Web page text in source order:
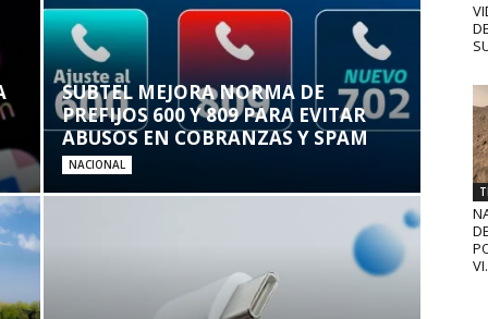
SUBTEL MEJORA NORMA DE
PREFIJOS 600 Y 809 PARA EVITAR
ABUSOS EN COBRANZAS Y SPAM
NACIONAL